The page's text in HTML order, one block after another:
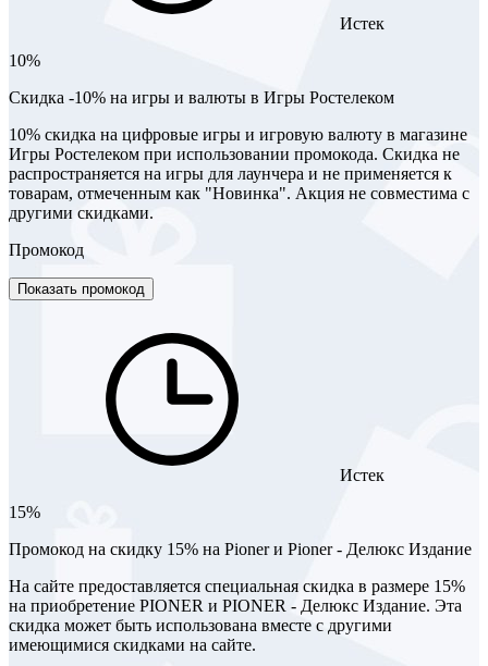
Истек
10%
Скидка -10% на игры и валюты в Игры Ростелеком
10% скидка на цифровые игры и игровую валюту в магазине
Игры Ростелеком при использовании промокода. Скидка не
распространяется на игры для лаунчера и не применяется к
товарам, отмеченным как "Новинка". Акция не совместима с
другими скидками.
Промокод
Показать промокод
Истек
15%
Промокод на скидку 15% на Pioner и Pioner - Делюкс Издание
На сайте предоставляется специальная скидка в размере 15%
на приобретение PIONER и PIONER - Делюкс Издание. Эта
скидка может быть использована вместе с другими
имеющимися скидками на сайте.